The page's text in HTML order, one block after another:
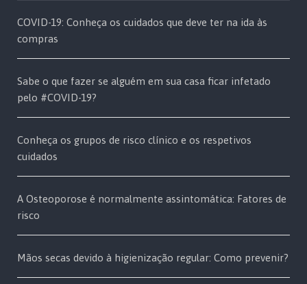
COVID-19: Conheça os cuidados que deve ter na ida às
compras
Sabe o que fazer se alguém em sua casa ficar infetado
pelo #COVID-19?
Conheça os grupos de risco clínico e os respetivos
cuidados
A Osteoporose é normalmente assintomática: Fatores de
risco
Mãos secas devido à higienização regular: Como prevenir?